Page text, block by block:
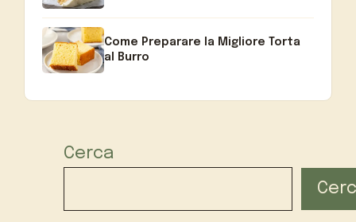
Come Preparare la Migliore Torta
al Burro
Cerca